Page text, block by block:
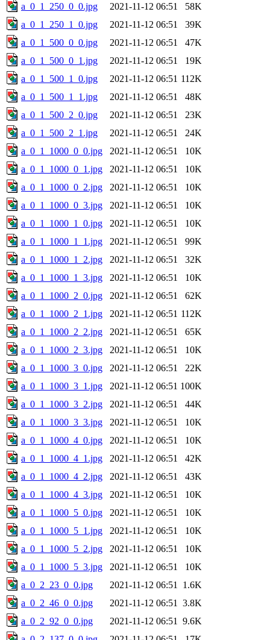
a_0_1_250_0_0.jpg
2021-11-12 06:51
58K
a_0_1_250_1_0.jpg
2021-11-12 06:51
39K
a_0_1_500_0_0.jpg
2021-11-12 06:51
47K
a_0_1_500_0_1.jpg
2021-11-12 06:51
19K
a_0_1_500_1_0.jpg
2021-11-12 06:51 112K
a_0_1_500_1_1.jpg
2021-11-12 06:51
48K
a_0_1_500_2_0.jpg
2021-11-12 06:51
23K
a_0_1_500_2_1.jpg
2021-11-12 06:51
24K
a_0_1_1000_0_0.jpg
2021-11-12 06:51
10K
a_0_1_1000_0_1.jpg
2021-11-12 06:51
10K
a_0_1_1000_0_2.jpg
2021-11-12 06:51
10K
a_0_1_1000_0_3.jpg
2021-11-12 06:51
10K
a_0_1_1000_1_0.jpg
2021-11-12 06:51
10K
a_0_1_1000_1_1.jpg
2021-11-12 06:51
99K
a_0_1_1000_1_2.jpg
2021-11-12 06:51
32K
a_0_1_1000_1_3.jpg
2021-11-12 06:51
10K
a_0_1_1000_2_0.jpg
2021-11-12 06:51
62K
a_0_1_1000_2_1.jpg
2021-11-12 06:51 112K
a_0_1_1000_2_2.jpg
2021-11-12 06:51
65K
a_0_1_1000_2_3.jpg
2021-11-12 06:51
10K
a_0_1_1000_3_0.jpg
2021-11-12 06:51
22K
a_0_1_1000_3_1.jpg
2021-11-12 06:51 100K
a_0_1_1000_3_2.jpg
2021-11-12 06:51
44K
a_0_1_1000_3_3.jpg
2021-11-12 06:51
10K
a_0_1_1000_4_0.jpg
2021-11-12 06:51
10K
a_0_1_1000_4_1.jpg
2021-11-12 06:51
42K
a_0_1_1000_4_2.jpg
2021-11-12 06:51
43K
a_0_1_1000_4_3.jpg
2021-11-12 06:51
10K
a_0_1_1000_5_0.jpg
2021-11-12 06:51
10K
a_0_1_1000_5_1.jpg
2021-11-12 06:51
10K
a_0_1_1000_5_2.jpg
2021-11-12 06:51
10K
a_0_1_1000_5_3.jpg
2021-11-12 06:51
10K
a_0_2_23_0_0.jpg
2021-11-12 06:51
1.6K
a_0_2_46_0_0.jpg
2021-11-12 06:51
3.8K
a_0_2_92_0_0.jpg
2021-11-12 06:51
9.6K